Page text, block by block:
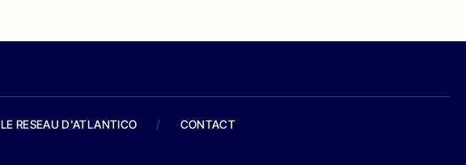
LE RESEAU D'ATLANTICO / CONTACT